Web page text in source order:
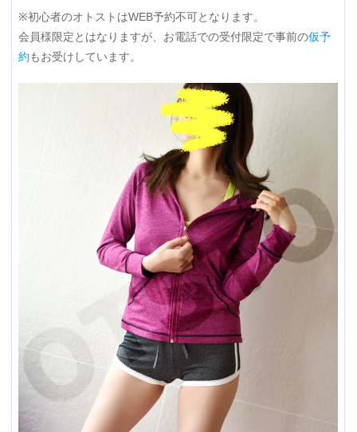
※初心者のオトストはWEB予約不可となります。
会員様限定とはなりますが、お電話での受付限定で事前の仮予
約もお受けしています。